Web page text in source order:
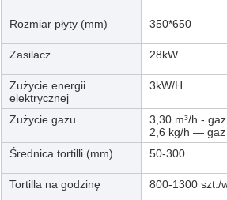
Rozmiar płyty (mm) 350*650
Zasilacz 28kW
Zużycie energii
elektrycznej
3kW/H
Zużycie gazu
3,30 m³/h -
2,6 kg/h — gaz
Średnica tortilli (mm)
50-300
Tortilla na godzinę 800-1300 szt./